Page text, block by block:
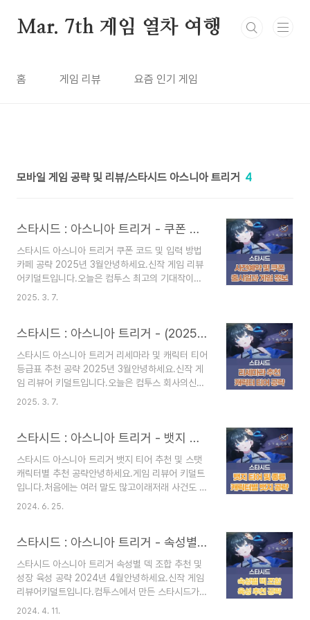
Mar. 7th 게임 열차 여행
홈 게임 리뷰 요즘 인기 게임
모바일 게임 공략 및 리뷰/스타시드 아스니아 트리거 4
스타시드 : 아스니아 트리거 - 쿠폰 코드 및 입력 방법 카페 공략 (2025년 3월)
스타시드 아스니아 트리거 쿠폰 코드 및 입력 방법
카페 공략 2025년 3월안녕하세요.신작 게임 리뷰
어키덜트입니다.오늘은 컴투스 최고의 기대작이자
개인적으로 명조와 더불어 서브 컬처올해 최고의 기
오늘은 이 게임의 자세한 게임 정보와사전예약 및
스팅으로 가보실까요?스타시드 아스니아 트리거캐
릭터 티어표가 궁금하시다면??▽▽▽▽▽▽스타
시드 캐릭터 티어표 보러 가기!! 스타시드 아스니아
트리거 쿠폰2025년 3월 7일 기준 쿠폰쿠폰 코드
MARCODE09192025년 3월 7일까지쿠폰 입력
방법쿠폰 사용 방법은 메뉴 ..
2025. 3. 7.
스타시드 : 아스니아 트리거 - (2025년 3월) 캐릭터 티어 등급표 리세마라 방법 추천 공략
스타시드 아스니아 트리거 리세마라 및 캐릭터 티어
등급표 추천 공략 2025년 3월안녕하세요.신작 게
임 리뷰어 키덜트입니다.오늘은 컴투스 회사의신작
서브컬처 게임.스타시드 아스니아 트리거입니다.약
보실까요?스타시드 속성별 덱 조합이나캐릭터별 덱
파티 추천 조합 보러 갈래요??스타시드 리세마라
방법과 추천솔직히 리세마라 자체는 쉬운데..재화가
너무 적어서 문제입니다..ㅠ하지만 여기에는 선별모
집이라는 모집이 있는데원하는 SSR 캐릭터 하나를
다..(물론 모든 SSR 캐릭터가 다 나오는 건 아님..)
자, 그럼 리세마라 방법..
2025. 3. 7.
스타시드 : 아스니아 트리거 - 뱃지 티어 추천 및 스탯 캐릭터별 추천 공략 (2024년 6월)
스타시드 아스니아 트리거 뱃지 티어 추천 및 스탯
캐릭터별 추천 공략안녕하세요.게임 리뷰어 키덜트
입니다.처음에는 여러 말도 많고이래저래 사건도 많
았지만..컴투스가 대처를 아주 잘해서지금은 갓겜이
볼려고 합니다.뱃지가 조금 정보가 많이 부족했는
자료를 다시 한번 정리해 보았습니다.자, 그럼 포스
팅으로 가보실까요??스타시드 아스니아 트리거의
속성별 덱 조합을 알고 싶으시다면??
▽▽▽▽▽▽▽스타시드 속성별 덱 조합 보러 가
2024. 6. 25.
스타시드 : 아스니아 트리거 - 속성별 덱 조합 추천 및 성장 육성 공략 2024년 4월
스타시드 아스니아 트리거 속성별 덱 조합 추천 및
성장 육성 공략 2024년 4월안녕하세요.신작 게임
리뷰어키덜트입니다.컴투스에서 만든 스타시드가호
불호가 조금 갈리긴 하지만..서브컬처 게임 장르를
2024. 4. 11.